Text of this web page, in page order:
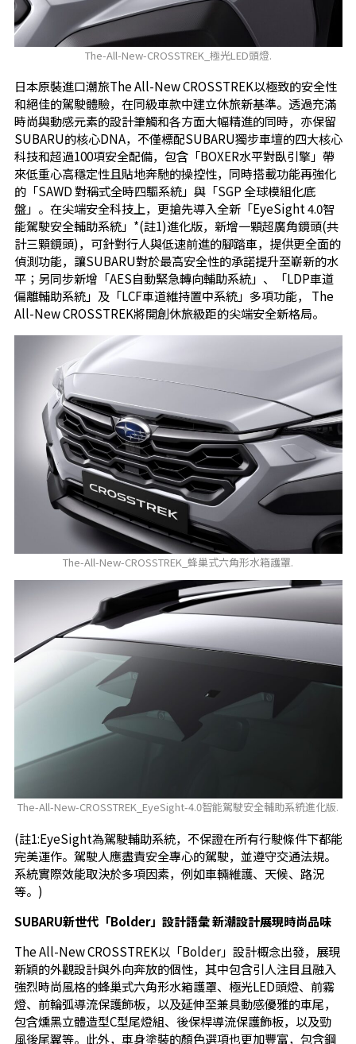
The-All-New-CROSSTREK_極光LED頭燈.
日本原裝進口潮旅The All-New CROSSTREK以極致的安全性
和絕佳的駕駛體驗，在同級車款中建立休旅新基準。透過充滿
時尚與動感元素的設計筆觸和各方面大幅精進的同時，亦保留
SUBARU的核心DNA，不僅標配SUBARU獨步車壇的四大核心
科技和超過100項安全配備，包含「BOXER水平對臥引擎」帶
來低重心高穩定性且貼地奔馳的操控性，同時搭載功能再強化
的「SAWD 對稱式全時四驅系統」與「SGP 全球模組化底
盤」。在尖端安全科技上，更搶先導入全新「EyeSight 4.0智
能駕駛安全輔助系統」*(註1)進化版，新增一顆超廣角鏡頭(共
計三顆鏡頭)，可針對行人與低速前進的腳踏車，提供更全面的
偵測功能，讓SUBARU對於最高安全性的承諾提升至嶄新的水
平；另同步新增「AES自動緊急轉向輔助系統」、「LDP車道
偏離輔助系統」及「LCF車道維持置中系統」多項功能， The
All-New CROSSTREK將開創休旅級距的尖端安全新格局。
The-All-New-CROSSTREK_蜂巢式六角形水箱護罩.
The-All-New-CROSSTREK_EyeSight-4.0智能駕駛安全輔助系統進化版.
(註1:EyeSight為駕駛輔助系統，不保證在所有行駛條件下都能
完美運作。駕駛人應盡責安全專心的駕駛，並遵守交通法規。
系統實際效能取決於多項因素，例如車輛維護、天候、路況
等。)
SUBARU新世代「Bolder」設計語彙新潮設計展現時尚品味
The All-New CROSSTREK以「Bolder」設計概念出發，展現
新穎的外觀設計與外向奔放的個性，其中包含引人注目且融入
強烈時尚風格的蜂巢式六角形水箱護罩、極光LED頭燈、前霧
燈、前輪弧導流保護飾板，以及延伸至兼具動感優雅的車尾，
包含燻黑立體造型C型尾燈組、後保桿導流保護飾板，以及勁
風後尾翼等。此外，車身塗裝的顏色選項也更加豐富，包含鋼